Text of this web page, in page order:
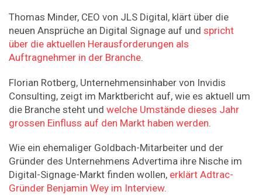
Thomas Minder, CEO von JLS Digital, klärt über die
neuen Ansprüche an Digital Signage auf und spricht
über die aktuellen Herausforderungen als
Auftragnehmer in der Branche.
Florian Rotberg, Unternehmensinhaber von Invidis
Consulting, zeigt im Marktbericht auf, wie es aktuell um
die Branche steht und welche Umstände dieses Jahr
grossen Einfluss auf den Markt haben werden.
Wie ein ehemaliger Goldbach-Mitarbeiter und der
Gründer des Unternehmens Advertima ihre Nische im
Digital-Signage-Markt finden wollen, erklärt Adtrac-
Gründer Benjamin Wey im Interview.